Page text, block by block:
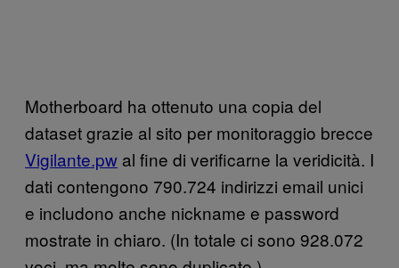
Motherboard ha ottenuto una copia del
dataset grazie al sito per monitoraggio brecce
Vigilante.pw al fine di verificarne la veridicità. I
dati contengono 790.724 indirizzi email unici
e includono anche nickname e password
mostrate in chiaro. (In totale ci sono 928.072